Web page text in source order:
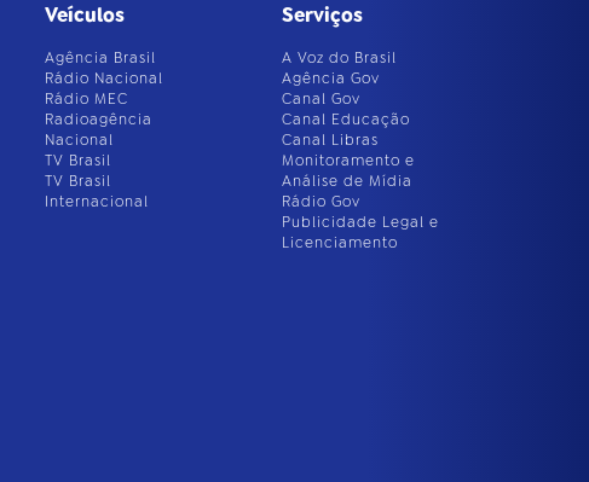
Veículos
Agência Brasil
Rádio Nacional
Rádio MEC
Radioagência
Nacional
TV Brasil
TV Brasil
Internacional
Serviços
A Voz do Brasil
Agência Gov
Canal Gov
Canal Educação
Canal Libras
Monitoramento e
Análise de Mídia
Rádio Gov
Publicidade Legal e
Licenciamento